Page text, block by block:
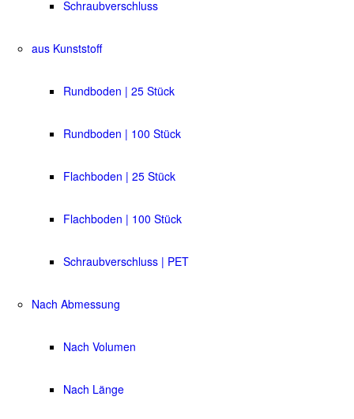
Schraubverschluss
aus Kunststoff
Rundboden | 25 Stück
Rundboden | 100 Stück
Flachboden | 25 Stück
Flachboden | 100 Stück
Schraubverschluss | PET
Nach Abmessung
Nach Volumen
Nach Länge